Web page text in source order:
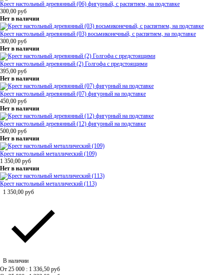
Крест настольный деревянный (06) фигурный, с распятием, на подставке
300,00 руб
Нет в наличии
Крест настольный деревянный (03) восьмиконечный, с распятием, на подставке
300,00 руб
Нет в наличии
Крест настольный деревянный (2) Голгофа с предстоящими
395,00 руб
Нет в наличии
Крест настольный деревянный (07) фигурный на подставке
450,00 руб
Нет в наличии
Крест настольный деревянный (12) фигурный на подставке
500,00 руб
Нет в наличии
Крест настольный металлический (109)
1 350,00 руб
Нет в наличии
Крест настольный металлический (113)
1 350,00 руб
В наличии
От 25 000 : 1 336,50 руб